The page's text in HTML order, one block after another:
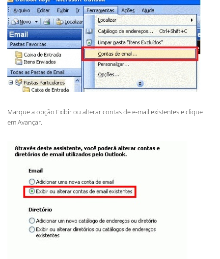
Marque a opção Exibir ou alterar contas de e-mail existentes e clique
em Avançar.